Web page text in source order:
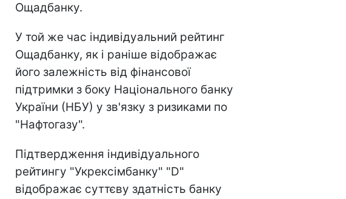
Ощадбанку.
У той же час індивідуальний рейтинг
Ощадбанку, як і раніше відображає
його залежність від фінансової
підтримки з боку Національного банку
України (НБУ) у зв'язку з ризиками по
"Нафтогазу".
Підтвердження індивідуального
рейтингу "Укрексімбанку" "D"
відображає суттєву здатність банку